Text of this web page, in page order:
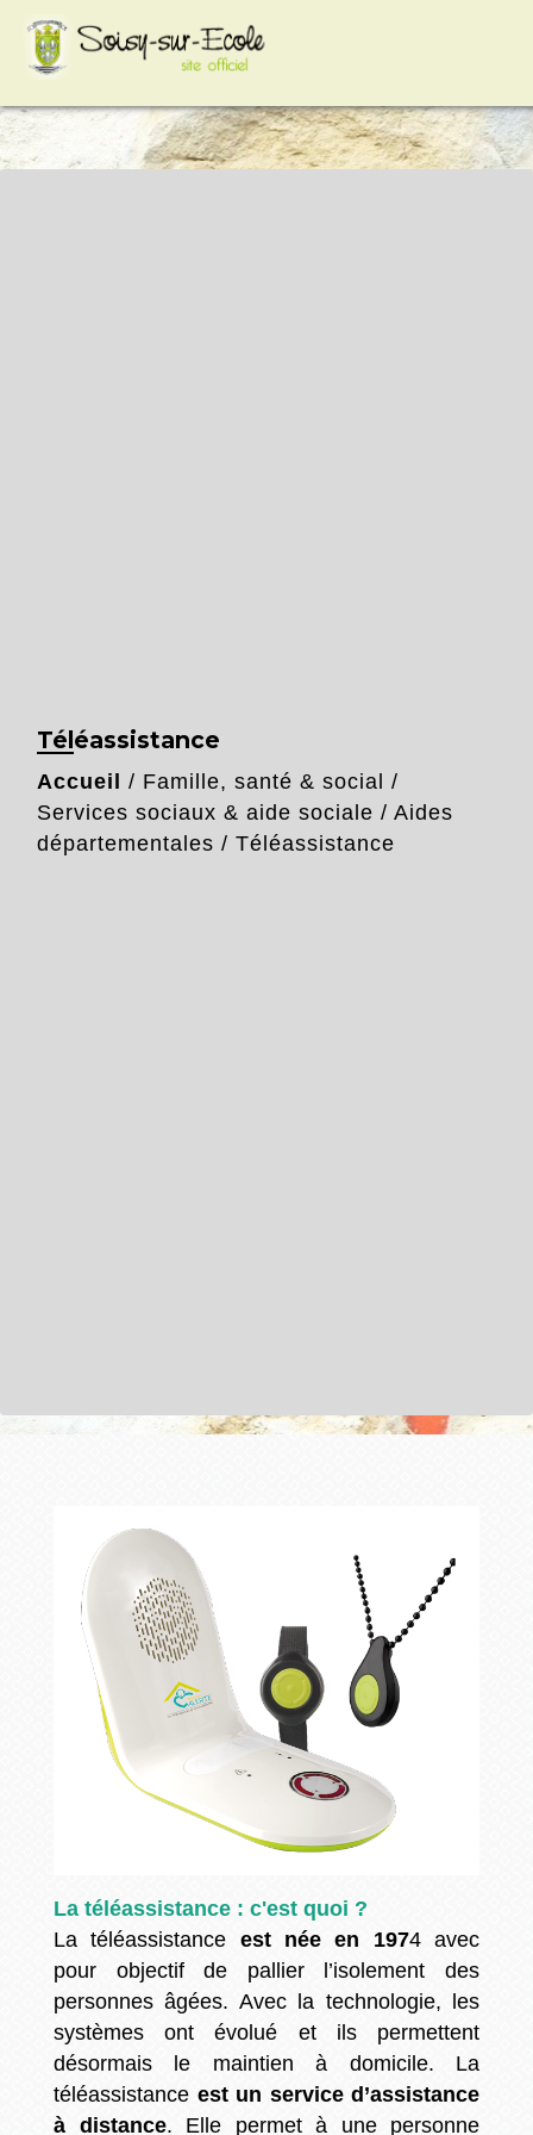
google-site-
Téléassistance
Accueil / Famille, santé & social /
Services sociaux & aide sociale / Aides
départementales / Téléassistance
La téléassistance : c'est quoi ?
La téléassistance est née en 1974 avec
pour objectif de pallier l’isolement des
personnes âgées. Avec la technologie, les
systèmes ont évolué et ils permettent
désormais le maintien à domicile. La
téléassistance est un service d’assistance
à distance. Elle permet à une personne